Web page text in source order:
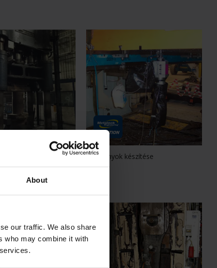
About
our traffic. We also share
who may combine it with
T-horonyok készítése